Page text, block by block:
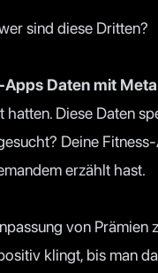
sind diese Dritten?
Daten mit
Diese Daten
Deine
erzählt hast.
von Prämien
klingt, bis man